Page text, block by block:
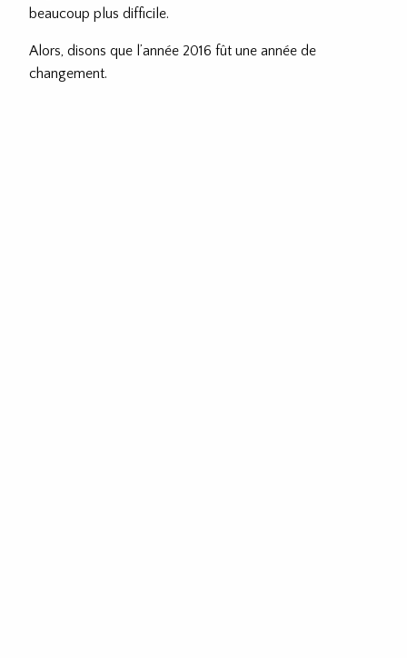
beaucoup plus difficile.
Alors, disons que l’année 2016 fût une année de
changement.